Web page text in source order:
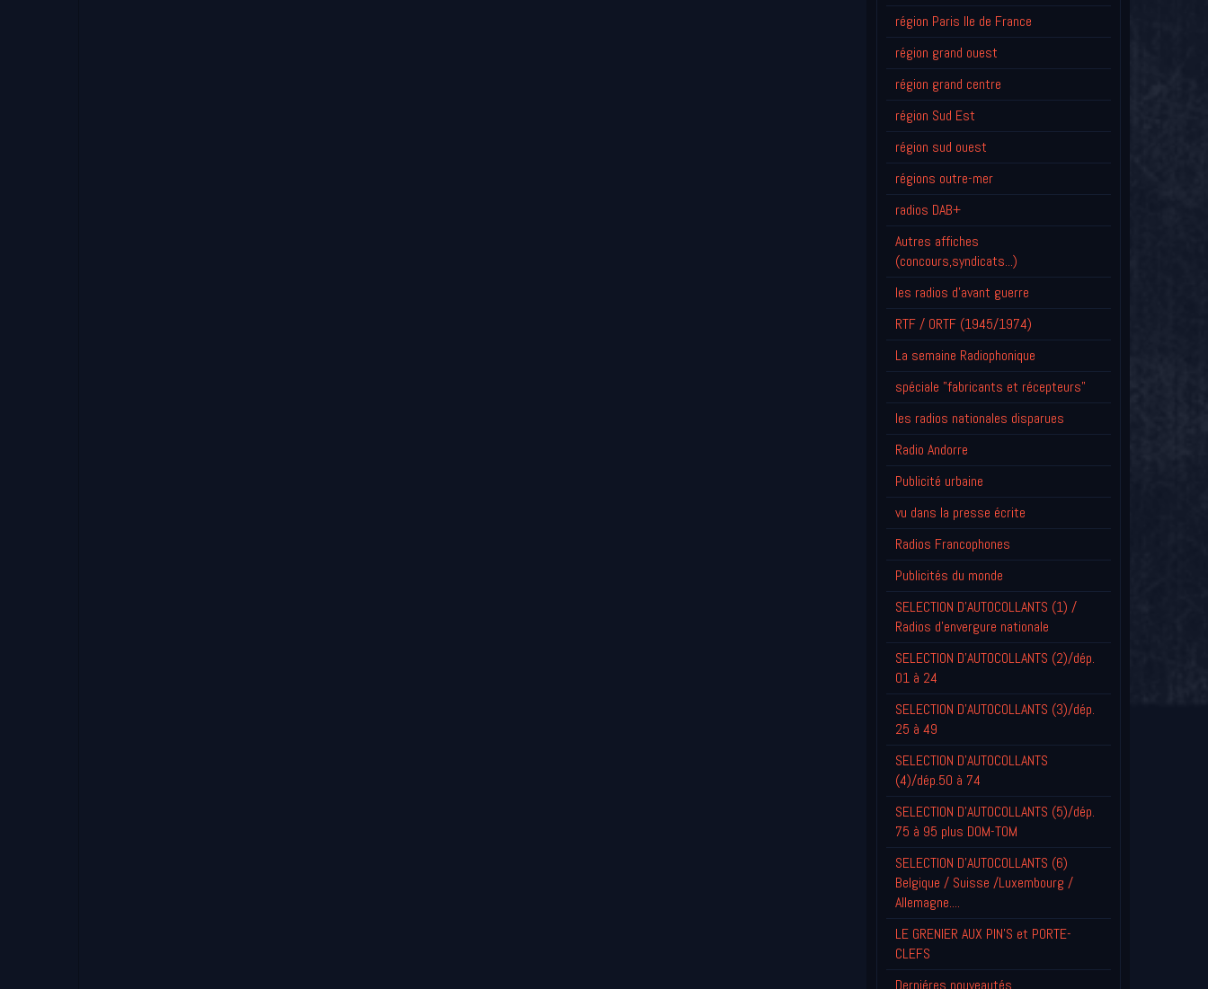
région Paris Ile de France
région grand ouest
région grand centre
région Sud Est
région sud ouest
régions outre-mer
radios DAB+
Autres affiches
(concours,syndicats...)
les radios d'avant guerre
RTF / ORTF (1945/1974)
La semaine Radiophonique
spéciale "fabricants et récepteurs"
les radios nationales disparues
Radio Andorre
Publicité urbaine
vu dans la presse écrite
Radios Francophones
Publicités du monde
SELECTION D'AUTOCOLLANTS (1) /
Radios d'envergure nationale
SELECTION D'AUTOCOLLANTS (2)/dép.
01 à 24
SELECTION D'AUTOCOLLANTS (3)/dép.
25 à 49
SELECTION D'AUTOCOLLANTS
(4)/dép.50 à 74
SELECTION D'AUTOCOLLANTS (5)/dép.
75 à 95 plus DOM-TOM
SELECTION D'AUTOCOLLANTS (6)
Belgique / Suisse /Luxembourg /
Allemagne....
LE GRENIER AUX PIN'S et PORTE-
CLEFS
Derniéres nouveautés